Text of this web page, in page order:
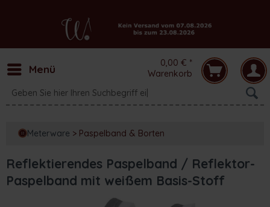
Menü
0,00 € *
Warenkorb
Meterware > Paspelband & Borten
Reflektierendes Paspelband / Reflektor-
Paspelband mit weißem Basis-Stoff